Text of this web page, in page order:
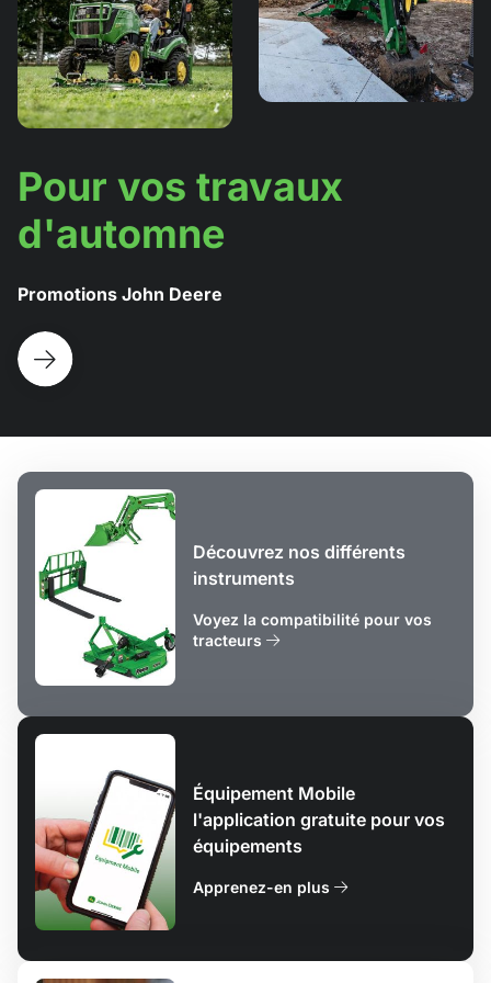
Pour vos travaux
d'automne
Promotions John Deere
Découvrez nos différents
instruments
Voyez la compatibilité pour vos
tracteurs
Équipement Mobile
l'application gratuite pour vos
équipements
Apprenez-en plus